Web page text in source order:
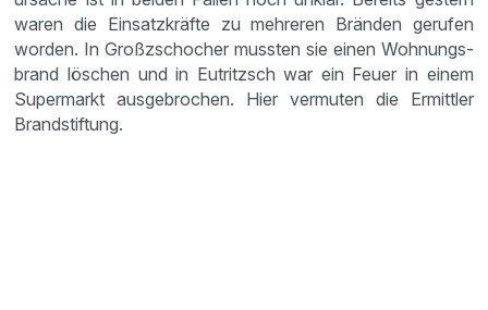
waren die Einsatz­kräfte zu mehreren Bränden gerufen
worden. In Großz­schocher mussten sie einen Wohnungs­
brand löschen und in Eutritzsch war ein Feuer in einem
Super­markt ausge­bro­chen. Hier vermuten die Ermittler
Brand­stif­tung.